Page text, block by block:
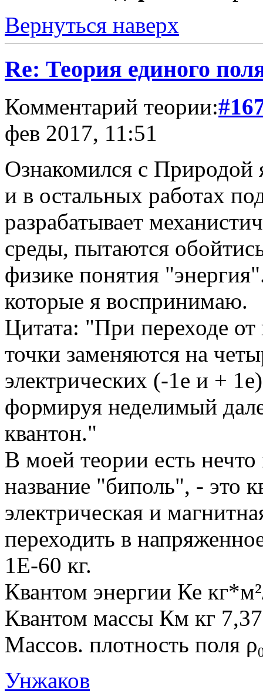
Вернуться наверх
Re: Теория единого
Комментарий теории:
фев 2017, 11:51
Ознакомился с
и в остальных работах
разрабатывает
среды, пытаются
физике понятия
которые я воспринимаю.
Цитата: "При переходе
точки заменяются на
электрических (-1е и +
формируя неделимый
квантон."
В моей теории есть
название "биполь", - это
электрическая и
переходить в
1Е-60 кг.
Квантом энергии Ке
Квантом массы Км кг
Массов. плотность поля
Унжаков